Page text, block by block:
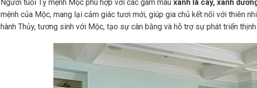
Người tuổi Tỵ mệnh Mộc phù hợp với các gam màu xanh lá cây, xanh
mệnh của Mộc, mang lại cảm giác tươi mới, giúp gia chủ kết nối với thiên
hành Thủy, tương sinh với Mộc, tạo sự cân bằng và hỗ trợ sự phát triển